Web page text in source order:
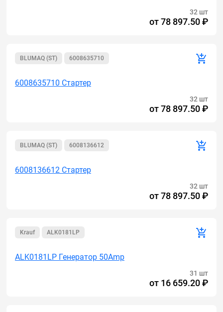
32 шт
от78 897.50 ₽
BLUMAQ (ST) 6008635710
6008635710 Стартер
32 шт
от78 897.50 ₽
BLUMAQ (ST) 6008136612
6008136612 Стартер
32 шт
от78 897.50 ₽
Krauf ALK0181LP
ALK0181LP Генератор 50Amp
31 шт
от 16 659.20 ₽